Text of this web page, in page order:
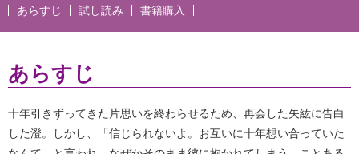
あらすじ 試し読み 書籍購入
あらすじ
十年引きずってきた片思いを終わらせるため、再会した矢紘に告白
した澄。しかし、「信じられないよ。お互いに十年想い合っていた